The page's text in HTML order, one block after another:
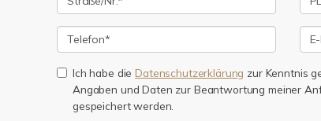
Ich habe die Datenschutzerklärung zur Kenntnis
Angaben und Daten zur Beantwortung meiner
gespeichert werden.